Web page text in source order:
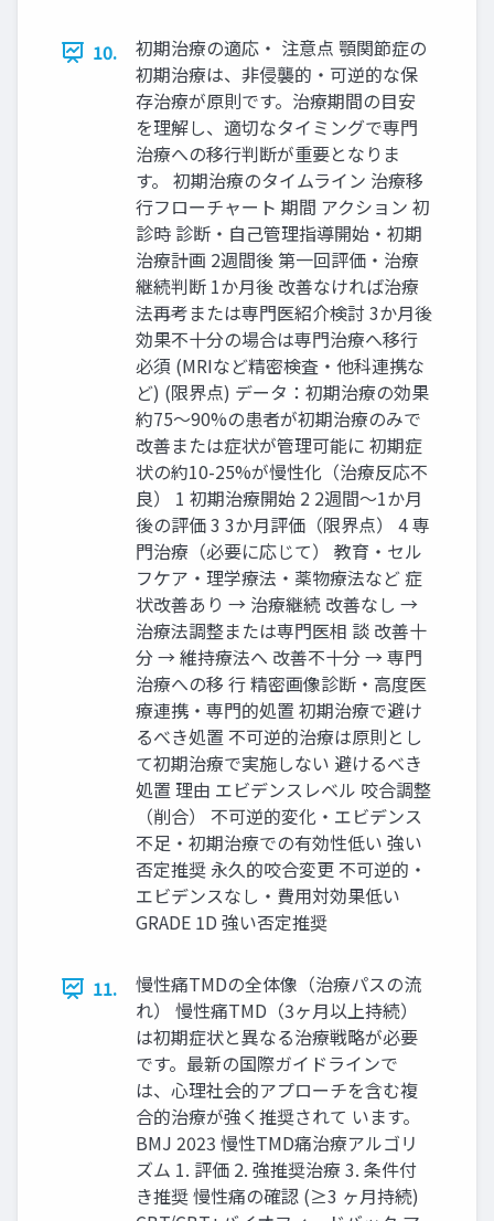
10.
初期治療の適応‧ 注意点 顎関節症の
初期治療は、⾮侵襲的‧可逆的な保
存治療が原則です。治療期間の⽬安
を理解し、適切なタイミングで専⾨
治療への移⾏判断が重要となりま
す。 初期治療のタイムライン 治療移
⾏フローチャート 期間 アクション 初
診時 診断‧⾃⼰管理指導開始‧初期
治療計画 2週間後 第⼀回評価‧治療
継続判断 1か⽉後 改善なければ治療
法再考または専⾨医紹介検討 3か⽉後
効果不⼗分の場合は専⾨治療へ移⾏
必須 (MRIなど精密検査‧他科連携な
ど) (限界点) データ：初期治療の効果
約75〜90%の患者が初期治療のみで
改善または症状が管理可能に 初期症
状の約10-25%が慢性化（治療反応不
良） 1 初期治療開始 2 2週間〜1か⽉
後の評価 3 3か⽉評価（限界点） 4 専
⾨治療（必要に応じて） 教育‧セル
フケア‧理学療法‧薬物療法など 症
状改善あり → 治療継続 改善なし →
治療法調整または専⾨医相 談 改善⼗
分 → 維持療法へ 改善不⼗分 → 専⾨
治療への移 ⾏ 精密画像診断‧⾼度医
療連携‧専⾨的処置 初期治療で避け
るべき処置 不可逆的治療は原則とし
て初期治療で実施しない 避けるべき
処置 理由 エビデンスレベル 咬合調整
（削合） 不可逆的変化‧エビデンス
不⾜‧初期治療での有効性低い 強い
否定推奨 永久的咬合変更 不可逆的‧
エビデンスなし‧費⽤対効果低い
GRADE 1D 強い否定推奨
11.
慢性痛TMDの全体像（治療パスの流
れ） 慢性痛TMD（3ヶ⽉以上持続）
は初期症状と異なる治療戦略が必要
です。最新の国際ガイドラインで
は、⼼理社会的アプローチを含む複
合的治療が強く推奨されて います。
BMJ 2023 慢性TMD痛治療アルゴリ
ズム 1. 評価 2. 強推奨治療 3. 条件付
き推奨 慢性痛の確認 (≥3 ヶ⽉持続)